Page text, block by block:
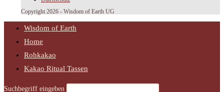
Copyright 2026 - Wisdom of Earth UG
Wisdom of Earth
Home
Rohkakao
Kakao Ritual Tassen
Suchbegriff eingeben